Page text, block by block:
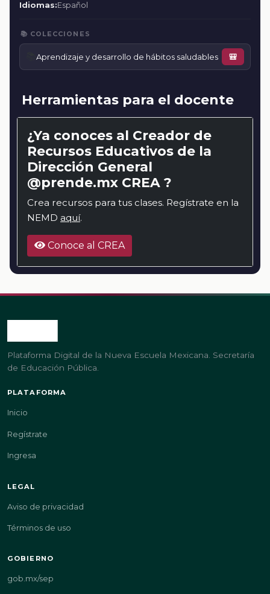
Idiomas:Español
📚 COLECCIONES
📚Aprendizaje y desarrollo de hábitos saludables 🎒
Herramientas para el docente
¿Ya conoces al Creador de
Recursos Educativos de la
Dirección General
@prende.mx CREA ?
Crea recursos para tus clases. Regístrate en la
NEMD aquí.
Conoce al CREA
Plataforma Digital de la Nueva Escuela Mexicana. Secretaría
de Educación Pública.
PLATAFORMA
Inicio
Regístrate
Ingresa
LEGAL
Aviso de privacidad
Términos de uso
GOBIERNO
gob.mx/sep